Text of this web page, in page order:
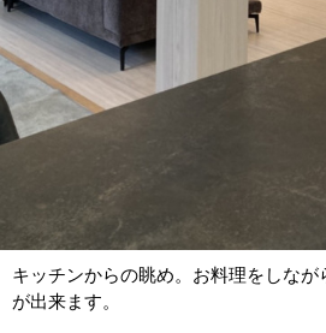
キッチンからの眺め。お料理をしなが
が出来ます。